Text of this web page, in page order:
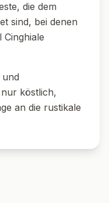
die dem
sind, bei denen
Cinghiale
und
köstlich,
an die rustikale